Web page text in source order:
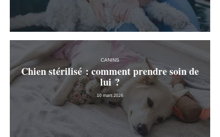
CANINS
Chien stérilisé : comment prendre soin de
lui ?
10 mars 2026